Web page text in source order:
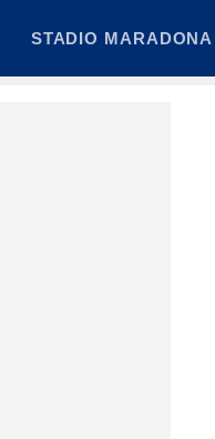
STADIO MARADONA